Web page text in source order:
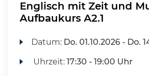
Englisch mit Zeit und
Aufbaukurs A2.1
Datum: Do. 01.10.2026 - Do.
Uhrzeit:17:30 - 19:00 Uhr